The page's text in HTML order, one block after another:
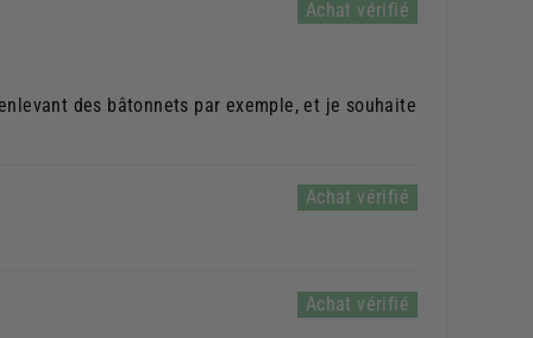
des bâtonnets par exemple, et je souhaite